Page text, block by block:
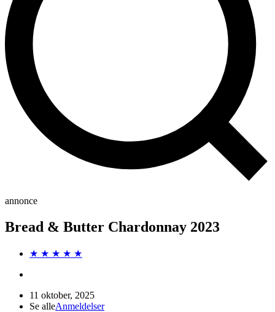
annonce
Bread & Butter Chardonnay 2023
★ ★ ★ ★ ★
11 oktober, 2025
Se alleAnmeldelser